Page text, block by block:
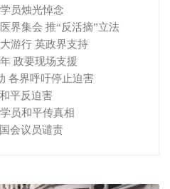
员烛光悼念
界集会 推“反活摘”立法
游行 英政界支持
政要现场支援
各界呼吁停止迫害
平反迫害
员和平传真相
会议员谴责